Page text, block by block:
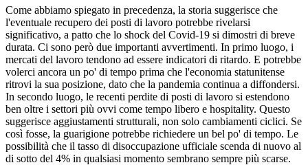
Come abbiamo spiegato in precedenza, la storia suggerisce che
l'eventuale recupero dei posti di lavoro potrebbe rivelarsi
significativo, a patto che lo shock del Covid-19 si dimostri di breve
durata. Ci sono però due importanti avvertimenti. In primo luogo, i
mercati del lavoro tendono ad essere indicatori di ritardo. E potrebbe
volerci ancora un po' di tempo prima che l'economia statunitense
ritrovi la sua posizione, dato che la pandemia continua a diffondersi.
In secondo luogo, le recenti perdite di posti di lavoro si estendono
ben oltre i settori più ovvi come tempo libero e hospitality. Questo
suggerisce aggiustamenti strutturali, non solo cambiamenti ciclici. Se
così fosse, la guarigione potrebbe richiedere un bel po' di tempo. Le
possibilità che il tasso di disoccupazione ufficiale scenda di nuovo al
di sotto del 4% in qualsiasi momento sembrano sempre più scarse.